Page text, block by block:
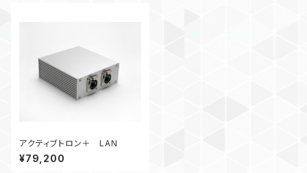
アクティブトロン＋ LAN
¥79,200